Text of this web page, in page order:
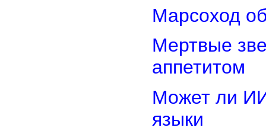
Марсоход
Мертвые
аппетитом
Может ли
языки